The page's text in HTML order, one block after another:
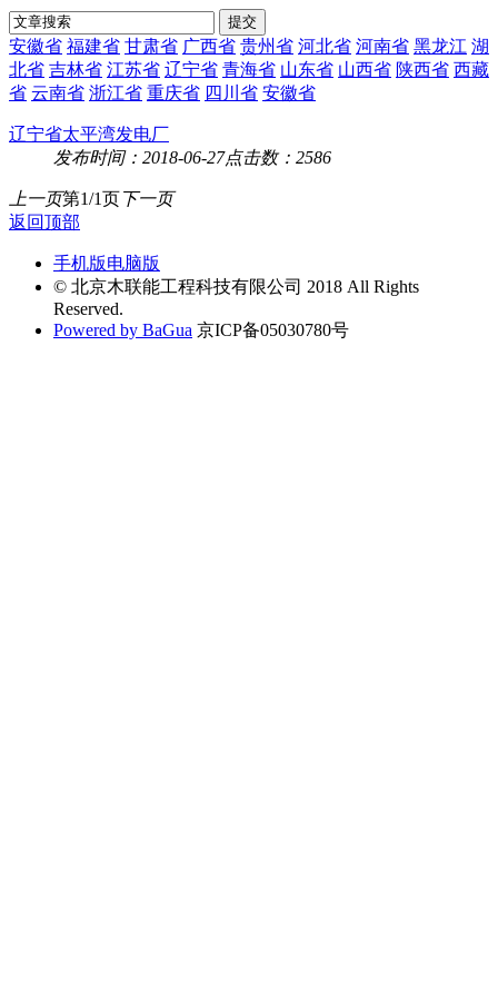
安徽省 福建省 甘肃省 广西省 贵州省 河北省 河南省 黑龙江 湖
北省 吉林省 江苏省 辽宁省 青海省 山东省 山西省 陕西省 西藏
省 云南省 浙江省 重庆省 四川省 安徽省
辽宁省太平湾发电厂
发布时间：2018-06-27点击数：2586
上一页第1/1页下一页
返回顶部
手机版电脑版
© 北京木联能工程科技有限公司 2018 All Rights
Reserved.
Powered by BaGua 京ICP备05030780号